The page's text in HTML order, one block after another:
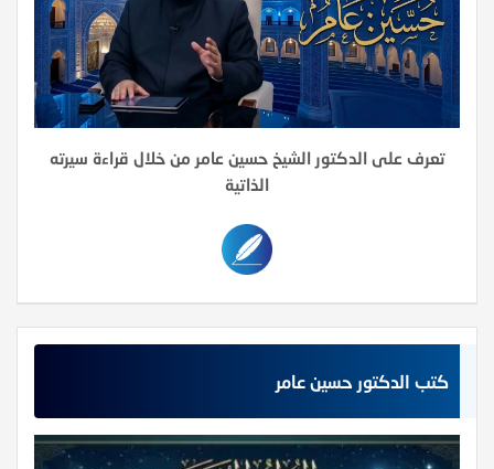
تعرف على الدكتور الشيخ حسين عامر من خلال قراءة سيرته
الذاتية
كتب الدكتور حسين عامر